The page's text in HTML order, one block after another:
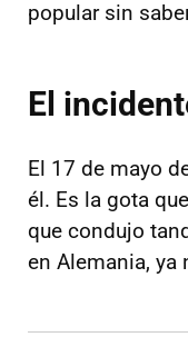
popular sin
El
El 17 de mayo
él. Es la gota
que condujo
en Alemania, ya